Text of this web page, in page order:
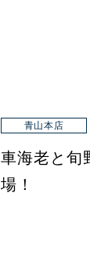
青山本店
車海老と旬
場！